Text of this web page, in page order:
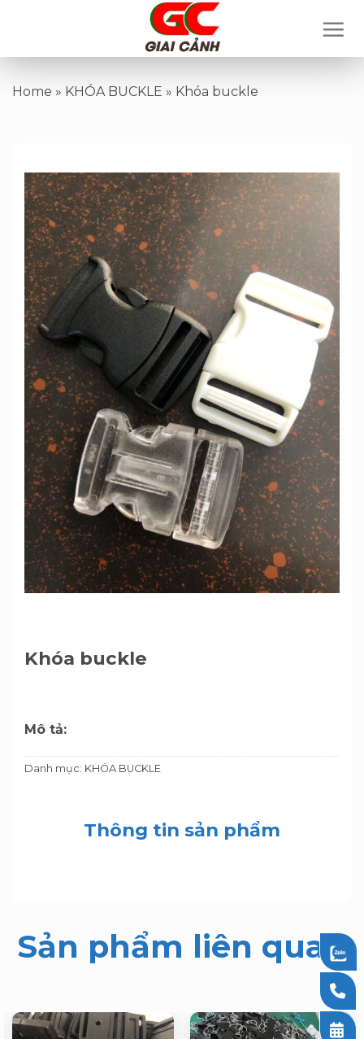
Home » KHÓA BUCKLE » Khóa buckle
Khóa buckle
Mô tả:
Danh mục: KHÓA BUCKLE
Thông tin sản phẩm
Sản phẩm liên quan